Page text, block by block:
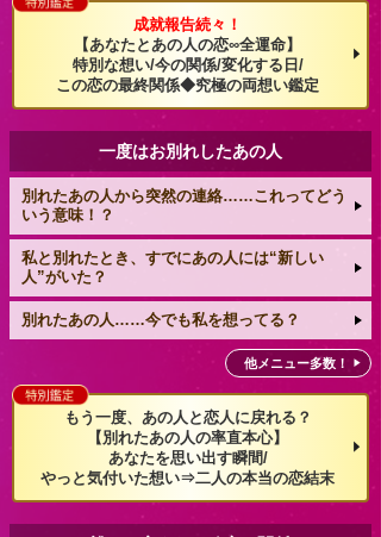
成就報告続々！
【あなたとあの人の恋∞全運命】
特別な想い/今の関係/変化する日/
この恋の最終関係◆究極の両想い鑑定
一度はお別れしたあの人
別れたあの人から突然の連絡……これってどう
いう意味！？
私と別れたとき、すでにあの人には“新しい
人”がいた？
別れたあの人……今でも私を想ってる？
他メニュー多数！
もう一度、あの人と恋人に戻れる？
【別れたあの人の率直本心】
あなたを思い出す瞬間/
やっと気付いた想い⇒二人の本当の恋結末